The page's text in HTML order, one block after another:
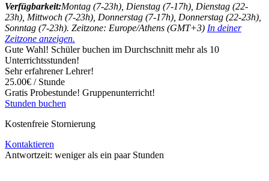
Verfügbarkeit:Montag (7-23h), Dienstag (7-17h), Dienstag (22-
23h), Mittwoch (7-23h), Donnerstag (7-17h), Donnerstag (22-23h),
Sonntag (7-23h). Zeitzone: Europe/Athens (GMT+3) In deiner
Zeitzone anzeigen.
Gute Wahl! Schüler buchen im Durchschnitt mehr als 10
Unterrichtsstunden!
Sehr erfahrener Lehrer!
25.00€ / Stunde
Gratis Probestunde! Gruppenunterricht!
Stunden buchen
Kostenfreie Stornierung
Kontaktieren
Antwortzeit: weniger als ein paar Stunden